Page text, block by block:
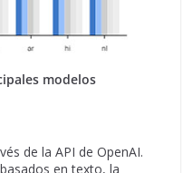
modelos
de la API de OpenAI.
en texto, la